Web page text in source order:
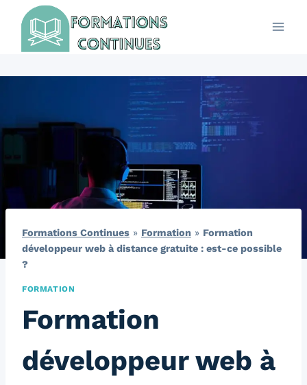
contenu
Formations Continues » Formation » Formation
développeur web à distance gratuite : est-ce possible
?
FORMATION
Formation
développeur web à